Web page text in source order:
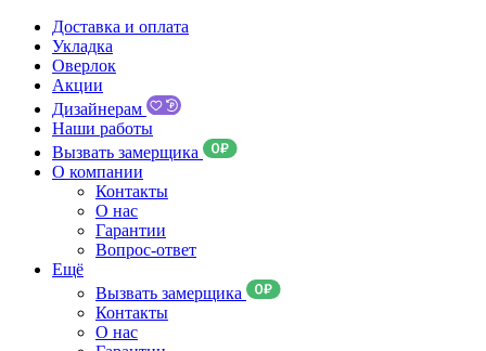
Доставка и оплата
Укладка
Оверлок
Акции
Дизайнерам
Наши работы
Вызвать замерщика
О компании
Контакты
О нас
Гарантии
Вопрос-ответ
Ещё
Вызвать замерщика
Контакты
О нас